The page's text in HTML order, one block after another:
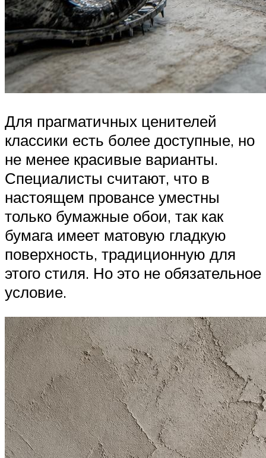
Для прагматичных ценителей
классики есть более доступные, но
не менее красивые варианты.
Специалисты считают, что в
настоящем провансе уместны
только бумажные обои, так как
бумага имеет матовую гладкую
поверхность, традиционную для
этого стиля. Но это не обязательное
условие.